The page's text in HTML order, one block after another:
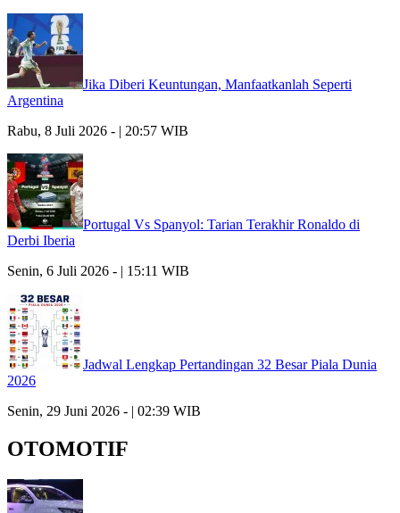
Jika Diberi Keuntungan, Manfaatkanlah Seperti
Argentina
Rabu, 8 Juli 2026 - | 20:57 WIB
Portugal Vs Spanyol: Tarian Terakhir Ronaldo di
Derbi Iberia
Senin, 6 Juli 2026 - | 15:11 WIB
Jadwal Lengkap Pertandingan 32 Besar Piala Dunia
2026
Senin, 29 Juni 2026 - | 02:39 WIB
OTOMOTIF